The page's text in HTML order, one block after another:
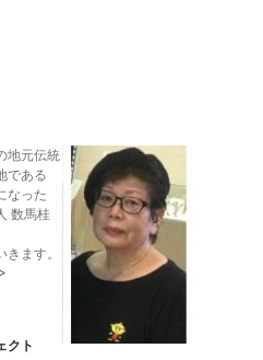
地元伝統
である
なった
数馬桂
ます。
クト